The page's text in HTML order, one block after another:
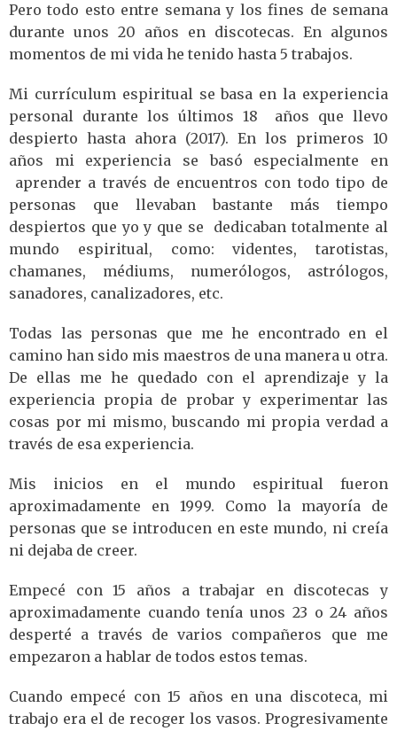
Pero todo esto entre semana y los fines de semana
durante unos 20 años en discotecas. En algunos
momentos de mi vida he tenido hasta 5 trabajos.
Mi currículum espiritual se basa en la experiencia
personal durante los últimos 18 años que llevo
despierto hasta ahora (2017). En los primeros 10
años mi experiencia se basó especialmente en
aprender a través de encuentros con todo tipo de
personas que llevaban bastante más tiempo
despiertos que yo y que se dedicaban totalmente al
mundo espiritual, como: videntes, tarotistas,
chamanes, médiums, numerólogos, astrólogos,
sanadores, canalizadores, etc.
Todas las personas que me he encontrado en el
camino han sido mis maestros de una manera u otra.
De ellas me he quedado con el aprendizaje y la
experiencia propia de probar y experimentar las
cosas por mi mismo, buscando mi propia verdad a
través de esa experiencia.
Mis inicios en el mundo espiritual fueron
aproximadamente en 1999. Como la mayoría de
personas que se introducen en este mundo, ni creía
ni dejaba de creer.
Empecé con 15 años a trabajar en discotecas y
aproximadamente cuando tenía unos 23 o 24 años
desperté a través de varios compañeros que me
empezaron a hablar de todos estos temas.
Cuando empecé con 15 años en una discoteca, mi
trabajo era el de recoger los vasos. Progresivamente